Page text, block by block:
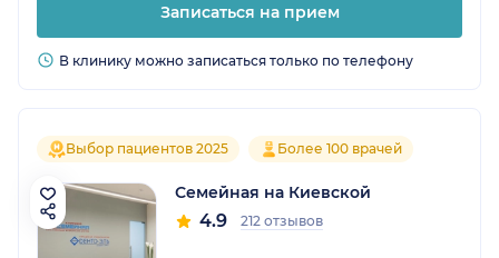
Записаться на прием
В клинику можно записаться только по телефону
Выбор пациентов 2025 Более 100 врачей
Семейная на Киевской
4.9 212 отзывов